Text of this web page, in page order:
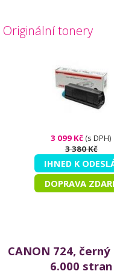
Originální tonery
3 099 Kč(s DPH)
3 380 Kč
IHNED K
DOPRAVA
CANON 724,
6.000 stran